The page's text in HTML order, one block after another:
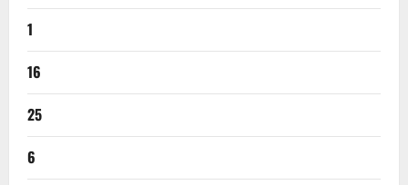
1
16
25
6